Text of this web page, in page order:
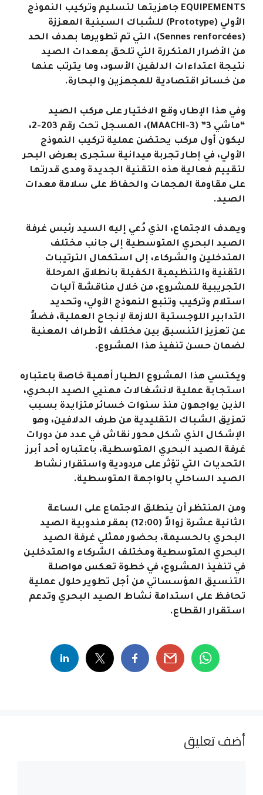
EQUIPEMENTS جاهزيتها لتسليم وتركيب النموذج
الأولي (Prototype) للشباك السينية المعززة
(Sennes renforcées)، التي تم تطويرها بهدف الحد
من الأضرار المتكررة التي تلحق بمعدات الصيد
نتيجة اعتداءات الدلفين الأسود، وما يترتب عنها
من خسائر اقتصادية للمجهزين والبحارة.
وفي هذا الإطار، وقع الاختيار على مركب الصيد
“ماشي 3” (MAACHI-3)، المسجل تحت رقم 203-2،
ليكون أول مركب يحتضن عملية تركيب النموذج
الأولي، في إطار تجربة ميدانية ستجرى بعرض البحر
لتقييم فعالية هذه التقنية الجديدة ومدى قدرتها
على مقاومة الهجمات والحفاظ على سلامة معدات
الصيد.
ويهدف الاجتماع، الذي دُعي إليه السيد رئيس غرفة
الصيد البحري المتوسطية إلى جانب مختلف
المتدخلين والشركاء، إلى استكمال الترتيبات
التقنية والتنظيمية الكفيلة بانطلاق المرحلة
التجريبية للمشروع، من خلال مناقشة آليات
استلام وتركيب وتتبع النموذج الأولي، وتحديد
التدابير اللوجستية اللازمة لإنجاح العملية، فضلاً
عن تعزيز التنسيق بين مختلف الأطراف المعنية
لضمان حسن تنفيذ هذا المشروع.
ويكتسي هذا المشروع الطيار أهمية خاصة باعتباره
استجابة عملية لانشغالات مهنيي الصيد البحري،
الذين يواجهون منذ سنوات خسائر متزايدة بسبب
تمزيق الشباك التقليدية من طرف الدلافين، وهو
الإشكال الذي شكل محور نقاش في عدد من دورات
غرفة الصيد البحري المتوسطية، باعتباره أحد أبرز
التحديات التي تؤثر على مردودية واستقرار نشاط
الصيد الساحلي بالواجهة المتوسطية.
ومن المنتظر أن ينطلق الاجتماع على الساعة
الثانية عشرة زوالاً (12:00) بمقر مندوبية الصيد
البحري بالحسيمة، بحضور ممثلي غرفة الصيد
البحري المتوسطية ومختلف الشركاء والمتدخلين
في تنفيذ المشروع، في خطوة تعكس مواصلة
التنسيق المؤسساتي من أجل تطوير حلول عملية
تحافظ على استدامة نشاط الصيد البحري وتدعم
استقرار القطاع.
أضف تعليق